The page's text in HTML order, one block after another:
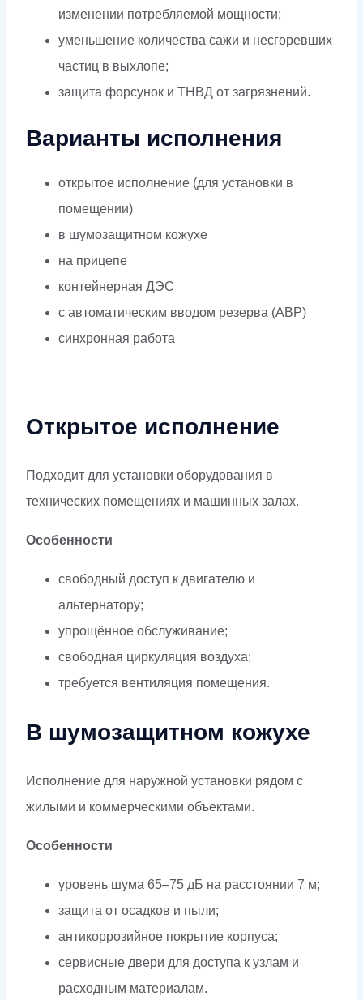
изменении потребляемой мощности;
уменьшение количества сажи и несгоревших
частиц в выхлопе;
защита форсунок и ТНВД от загрязнений.
Варианты исполнения
открытое исполнение (для установки в
помещении)
в шумозащитном кожухе
на прицепе
контейнерная ДЭС
с автоматическим вводом резерва (АВР)
синхронная работа
Открытое исполнение
Подходит для установки оборудования в
технических помещениях и машинных залах.
Особенности
свободный доступ к двигателю и
альтернатору;
упрощённое обслуживание;
свободная циркуляция воздуха;
требуется вентиляция помещения.
В шумозащитном кожухе
Исполнение для наружной установки рядом с
жилыми и коммерческими объектами.
Особенности
уровень шума 65–75 дБ на расстоянии 7 м;
защита от осадков и пыли;
антикоррозийное покрытие корпуса;
сервисные двери для доступа к узлам и
расходным материалам.